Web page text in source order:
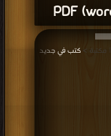
كتب في جديد